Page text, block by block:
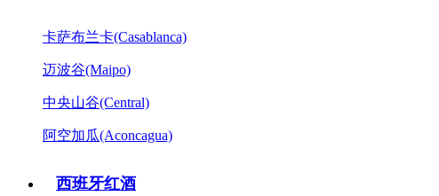
卡萨布兰卡(Casablanca)
迈波谷(Maipo)
中央山谷(Central)
阿空加瓜(Aconcagua)
西班牙红酒